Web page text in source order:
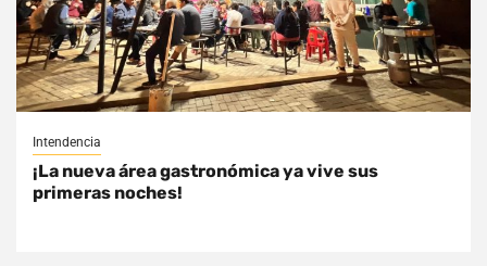
Intendencia
¡La nueva área gastronómica ya vive sus
primeras noches!